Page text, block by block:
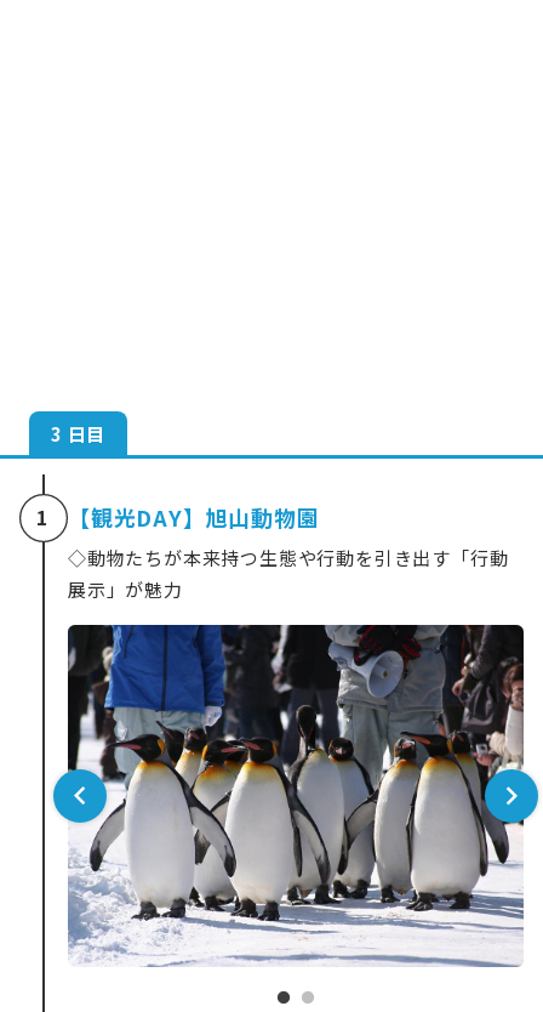
3 日目
1 【観光DAY】旭山動物園
◇動物たちが本来持つ生態や行動を引き出す「行動
展示」が魅力